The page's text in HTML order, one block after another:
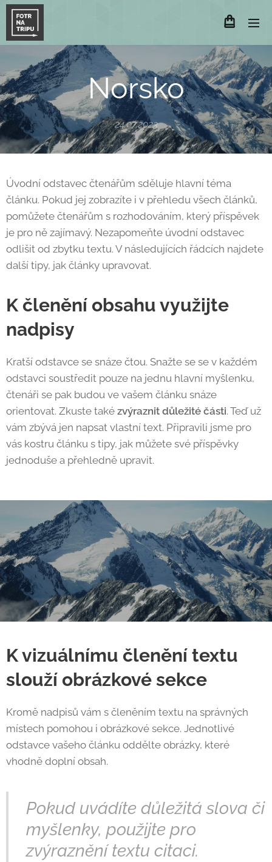
Norsko
24.07.2023
Úvodní odstavec čtenářům sděluje hlavní téma
článku. Pokud jej zobrazíte i v přehledu všech článků,
pomůžete čtenářům s rozhodováním, který příspěvek
je pro ně zajímavý. Nezapomeňte úvodní odstavec
odlišit od zbytku textu. V následujících řádcích najdete
další tipy, jak články upravovat.
K členění obsahu využijte
nadpisy
Kratší odstavce se snáze čtou. Snažte se se v každém
odstavci soustředit pouze na jednu hlavní myšlenku,
čtenáři se pak budou ve vašem článku snáze
orientovat. Zkuste také zvýraznit důležité části. Teď už
vám zbývá jen napsat vlastní text. Připravili jsme pro
vás kostru článku s tipy, jak můžete své příspěvky
jednoduše a přehledně upravit.
K vizuálnímu členění textu
slouží obrázkové sekce
Kromě nadpisů vám s členěním textu na správných
místech pomohou i obrázkové sekce. Jednotlivé
odstavce vašeho článku oddělte obrázky, které
vhodně doplní obsah.
Pokud uvádíte důležitá slova či
myšlenky, použijte pro
zvýraznění textu citaci.